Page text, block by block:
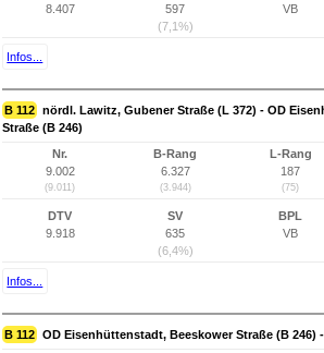
8.407
597
(7,1%)
VB
Infos...
B 112 nördl. Lawitz, Gubener Straße (L 372) - OD
Straße (B 246)
Nr.
9.002
(9.011)
B-Rang
6.327
(3.944)
L-Rang
187
(75)
DTV
9.918
SV
635
(6,4%)
BPL
VB
Infos...
B 112 OD Eisenhüttenstadt, Beeskower Straße (B 246)